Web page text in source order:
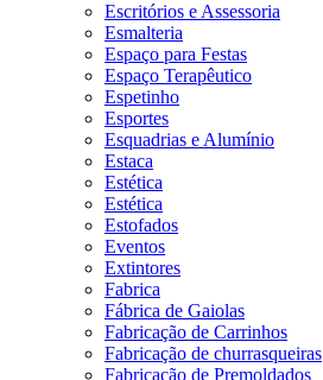
Escritórios e Assessoria
Esmalteria
Espaço para Festas
Espaço Terapêutico
Espetinho
Esportes
Esquadrias e Alumínio
Estaca
Estética
Estética
Estofados
Eventos
Extintores
Fabrica
Fábrica de Gaiolas
Fabricação de Carrinhos
Fabricação de churrasqueiras
Fabricação de Premoldados